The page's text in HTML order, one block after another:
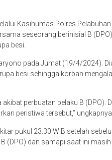
Kasihumas Polres Pelabuhan
seseorang berinisial B
besi.
pada Jumat (19/4/2024).
besi sehingga korban
perbuatan pelaku B (DPO).
peristiwa tersebut,”
pukul 23.30 WIB setelah
(DPO) dan samapi saat ini